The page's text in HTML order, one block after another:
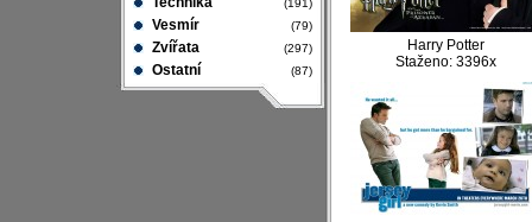
(191)
Vesmír (79)
Zvířata (297)
Ostatní (87)
Harry Potter
Staženo: 3396x